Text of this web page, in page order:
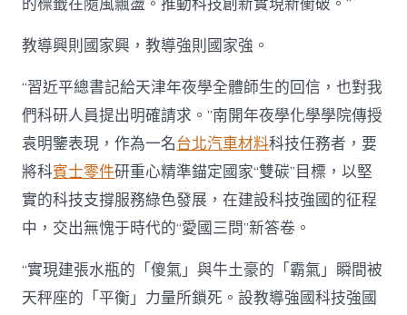
的標籤在隨風飄盪。推動科技創新實現新衝破。”
教導興則國家興，教導強則國家強。
“習近平總書記給天津年夜學全體師生的回信，也對我
們科研人員提出明確請求。”南開年夜學化學學院傳授
袁明鑒表現，作為一名台北汽車材料科技任務者，要
將科賓士零件研重心精準錨定國家“雙碳”目標，以堅
實的科技支撐服務綠色發展，在建設科技強國的征程
中，交出無愧于時代的“愛國三問”新答卷。
“實現建張水瓶的「傻氣」與牛土豪的「霸氣」瞬間被
天秤座的「平衡」力量所鎖死。設教導強國科技強國